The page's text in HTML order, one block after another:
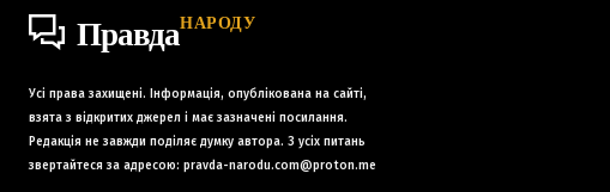
ПравдаНАРОДУ
Усі права захищені. Інформація, опублікована на сайті,
взята з відкритих джерел і має зазначені посилання.
Редакція не завжди поділяє думку автора. З усіх питань
звертайтеся за адресою: pravda-narodu.com@proton.me